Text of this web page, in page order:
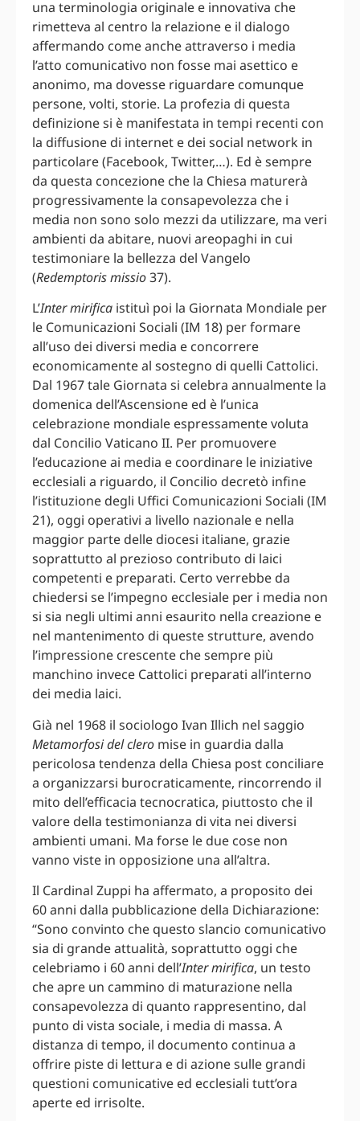
una terminologia originale e innovativa che
rimetteva al centro la relazione e il dialogo
affermando come anche attraverso i media
l’atto comunicativo non fosse mai asettico e
anonimo, ma dovesse riguardare comunque
persone, volti, storie. La profezia di questa
definizione si è manifestata in tempi recenti con
la diffusione di internet e dei social network in
particolare (Facebook, Twitter,…). Ed è sempre
da questa concezione che la Chiesa maturerà
progressivamente la consapevolezza che i
media non sono solo mezzi da utilizzare, ma veri
ambienti da abitare, nuovi areopaghi in cui
testimoniare la bellezza del Vangelo
(Redemptoris missio37).
L’Inter mirifica istituì poi la Giornata Mondiale per
le Comunicazioni Sociali (IM 18) per formare
all’uso dei diversi media e concorrere
economicamente al sostegno di quelli Cattolici.
Dal 1967 tale Giornata si celebra annualmente la
domenica dell’Ascensione ed è l’unica
celebrazione mondiale espressamente voluta
dal Concilio Vaticano II. Per promuovere
l’educazione ai media e coordinare le iniziative
ecclesiali a riguardo, il Concilio decretò infine
l’istituzione degli Uffici Comunicazioni Sociali (IM
21), oggi operativi a livello nazionale e nella
maggior parte delle diocesi italiane, grazie
soprattutto al prezioso contributo di laici
competenti e preparati. Certo verrebbe da
chiedersi se l’impegno ecclesiale per i media non
si sia negli ultimi anni esaurito nella creazione e
nel mantenimento di queste strutture, avendo
l’impressione crescente che sempre più
manchino invece Cattolici preparati all’interno
dei media laici.
Già nel 1968 il sociologo Ivan Illich nel saggio
Metamorfosi del clero mise in guardia dalla
pericolosa tendenza della Chiesa post conciliare
a organizzarsi burocraticamente, rincorrendo il
mito dell’efficacia tecnocratica, piuttosto che il
valore della testimonianza di vita nei diversi
ambienti umani. Ma forse le due cose non
vanno viste in opposizione una all’altra.
Il Cardinal Zuppi ha affermato, a proposito dei
60 anni dalla pubblicazione della Dichiarazione:
“Sono convinto che questo slancio comunicativo
sia di grande attualità, soprattutto oggi che
celebriamo i 60 anni dell’Inter mirifica, un testo
che apre un cammino di maturazione nella
consapevolezza di quanto rappresentino, dal
punto di vista sociale, i media di massa. A
distanza di tempo, il documento continua a
offrire piste di lettura e di azione sulle grandi
questioni comunicative ed ecclesiali tutt’ora
aperte ed irrisolte.